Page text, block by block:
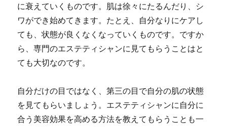
に衰えていくものです。肌は徐々にたるんだり、シ
ワができ始めてきます。たとえ、自分なりにケアし
ても、状態が良くなくなっていくものです。ですか
ら、専門のエステティシャンに見てもらうことはと
ても大切なのです。
自分だけの目ではなく、第三の目で自分の肌の状態
を見てもらいましょう。エステティシャンに自分に
合う美容効果を高める方法を教えてもらうことも一